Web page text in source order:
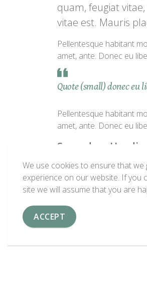
quam, feugiat
vitae est. Mauris
Pellentesque habitant
amet, ante. Donec eu
Quote (small) donec eu
Pellentesque habitant
amet, ante. Donec eu
Secondary
Paragraph
Introduction
turpis
ante. Donec
We use cookies to ensure that we
experience on our website. If you
site we will assume that you are
ACCEPT